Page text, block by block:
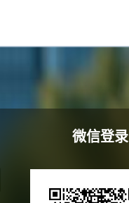
微信登录